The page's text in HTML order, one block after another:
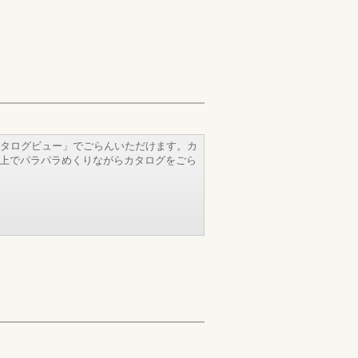
ログビュー」でごらんいただけます。カ
でパラパラめくりながらカタログをごら